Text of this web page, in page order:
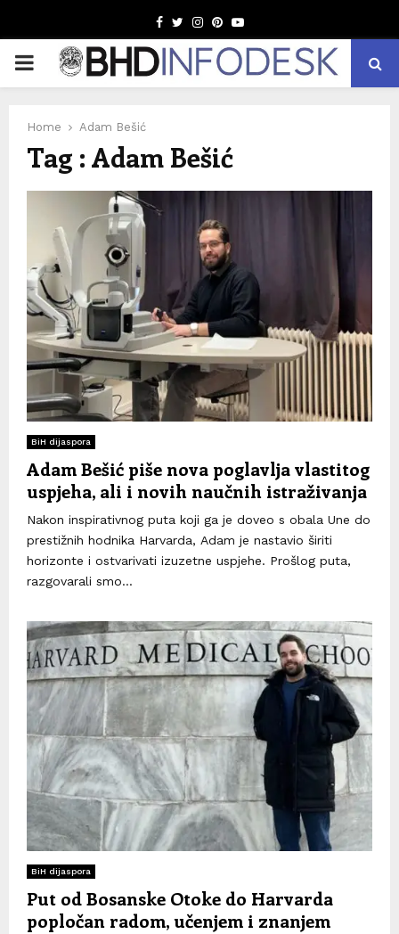
Facebook
TwitterInstagram
Pinterest
Youtube
PRIMARY
Home Adam Bešić
Tag : Adam Bešić
BiH dijaspora
Adam Bešić piše nova poglavlja vlastitog
uspjeha, ali i novih naučnih istraživanja
Nakon inspirativnog puta koji ga je doveo s obala Une do
prestižnih hodnika Harvarda, Adam je nastavio širiti
horizonte i ostvarivati izuzetne uspjehe. Prošlog puta,
razgovarali smo...
BiH dijaspora
Put od Bosanske Otoke do Harvarda
popločan radom, učenjem i znanjem